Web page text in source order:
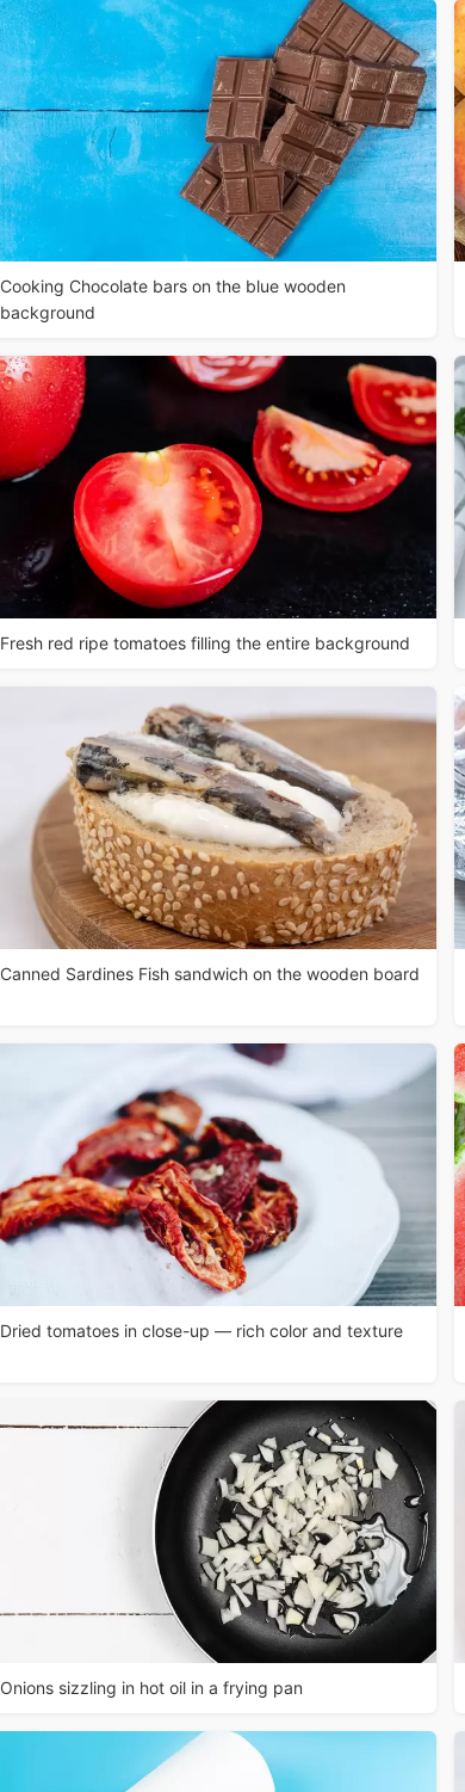
Cooking Chocolate bars on the blue wooden
background
Fresh red ripe tomatoes filling the entire background
Canned Sardines Fish sandwich on the wooden board
Dried tomatoes in close-up — rich color and texture
Onions sizzling in hot oil in a frying pan